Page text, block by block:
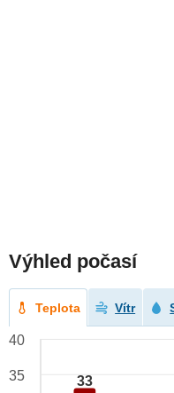
Výhled počasí
Teplota Vítr
33
40
35